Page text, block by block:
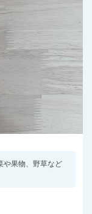
や果物、野草など